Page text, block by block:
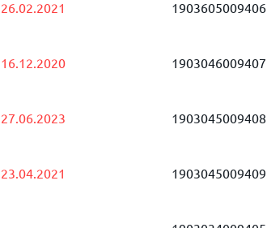
26.02.2021 1903605009406
16.12.2020 1903046009407
27.06.2023 1903045009408
23.04.2021 1903045009409